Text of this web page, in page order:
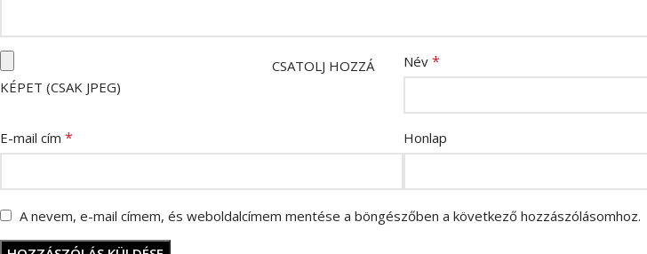
CSATOLJ HOZZÁ
KÉPET (CSAK JPEG)
Név*
E-mail cím * Honlap
A nevem, e-mail címem, és weboldalcímem mentése a böngészőben a következő hozzászólásomhoz.